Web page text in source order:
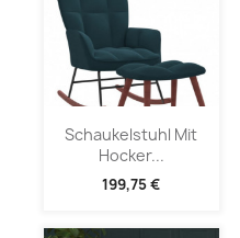
Schaukelstuhl Mit
Hocker...
199,75 €